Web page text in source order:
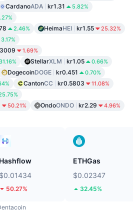
CardanoADA kr1.31 5.82%
2.46% HeimaHEI kr1.55 25.32%
3.17%
1.69%
StellarXLM kr1.05 0.66%
DogecoinDOGE kr0.451 0.70%
CantonCC kr0.5803 11.08%
50.21% OndoONDO kr2.29 4.96%
Hashflow
$0.01434
50.27%
ETHGas
$0.02347
32.45%